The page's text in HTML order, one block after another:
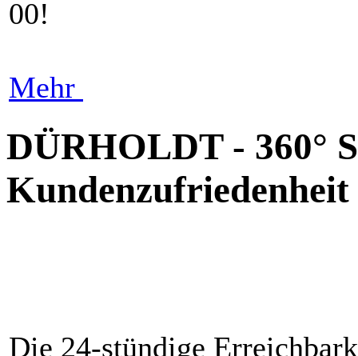
00!
Mehr
DÜRHOLDT - 360°
Die 24-stündige